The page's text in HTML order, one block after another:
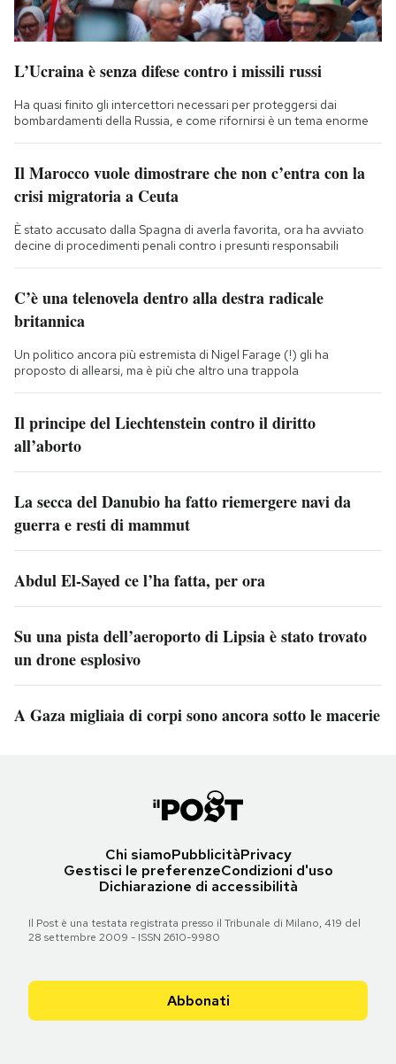
L’Ucraina è senza difese contro i missili russi
Ha quasi finito gli intercettori necessari per proteggersi dai
bombardamenti della Russia, e come rifornirsi è un tema enorme
Il Marocco vuole dimostrare che non c’entra con la
crisi migratoria a Ceuta
È stato accusato dalla Spagna di averla favorita, ora ha avviato
decine di procedimenti penali contro i presunti responsabili
C’è una telenovela dentro alla destra radicale
britannica
Un politico ancora più estremista di Nigel Farage (!) gli ha
proposto di allearsi, ma è più che altro una trappola
Il principe del Liechtenstein contro il diritto
all’aborto
La secca del Danubio ha fatto riemergere navi da
guerra e resti di mammut
Abdul El-Sayed ce l’ha fatta, per ora
Su una pista dell’aeroporto di Lipsia è stato trovato
un drone esplosivo
A Gaza migliaia di corpi sono ancora sotto le macerie
Chi siamoPubblicitàPrivacy
Gestisci le preferenzeCondizioni d'uso
Dichiarazione di accessibilità
Il Post è una testata registrata presso il Tribunale di Milano, 419 del
28 settembre 2009 - ISSN 2610-9980
Abbonati